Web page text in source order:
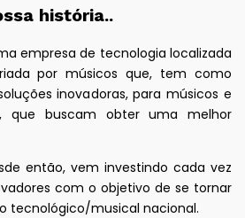
história..
empresa de tecnologia localizada
por músicos que, tem como
inovadoras, para músicos e
que buscam obter uma melhor
então, vem investindo cada vez
com o objetivo de se tornar
tecnológico/musical nacional.